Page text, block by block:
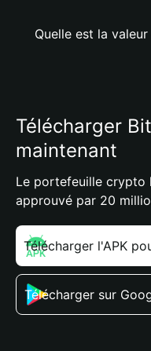
Quelle est la
Télécharger
maintenant
Le portefeuille crypto
approuvé par 20
Télécharger l'APK
Télécharger sur